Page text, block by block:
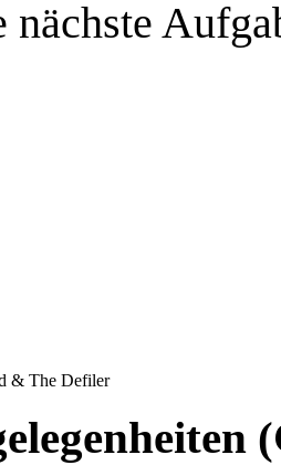
nächste
& The Defiler